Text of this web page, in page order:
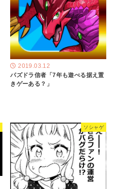
2019.03.12
パズドラ信者「7年も遊べる据え置
きゲーある？」
ソシャゲ